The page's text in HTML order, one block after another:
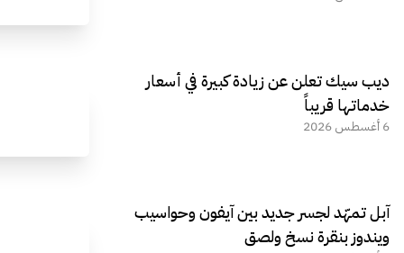
ديب سيك تعلن عن زيادة كبيرة في أسعار
خدماتها قريباً
6 أغسطس 2026
آبل تمهّد لجسر جديد بين آيفون وحواسيب
ويندوز بنقرة نسخ ولصق